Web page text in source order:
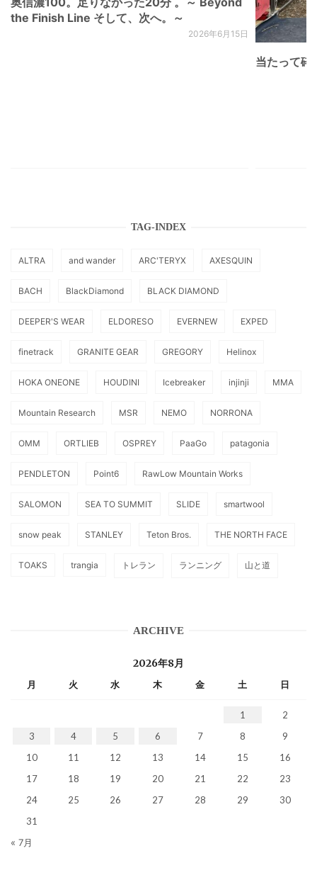
the Finish Line そして、次へ。～
2026年6月15日
当たって砕
TAG-INDEX
ALTRA and wander ARC'TERYX AXESQUIN
BACH BlackDiamond BLACK DIAMOND
DEEPER'S WEAR ELDORESO EVERNEW EXPED
finetrack GRANITE GEAR GREGORY Helinox
HOKA ONEONE HOUDINI Icebreaker injinji MMA
Mountain Research MSR NEMO NORRONA
OMM ORTLIEB OSPREY PaaGo patagonia
PENDLETON Point6 RawLow Mountain Works
SALOMON SEA TO SUMMIT SLIDE smartwool
snow peak STANLEY Teton Bros. THE NORTH FACE
TOAKS trangia トレラン ランニング 山と道
ARCHIVE
2026年8月
月 火 水 木 金 土 日
1
2
3
4 5 6 7 8
9
10
11 12 13 14 15
16
17
18 19 20 21 22
23
24
25 26 27 28 29
30
31
« 7月